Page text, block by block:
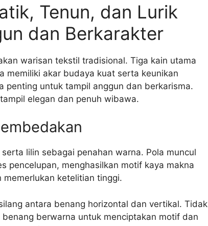
Tenun, dan Lurik
dan Berkarakter
warisan tekstil tradisional. Tiga kain utama
memiliki akar budaya kuat serta keunikan
penting untuk tampil anggun dan berkarisma.
elegan dan penuh wibawa.
lilin sebagai penahan warna. Pola muncul
pencelupan, menghasilkan motif kaya makna
ketelitian tinggi.
antara benang horizontal dan vertikal. Tidak
berwarna untuk menciptakan motif dan